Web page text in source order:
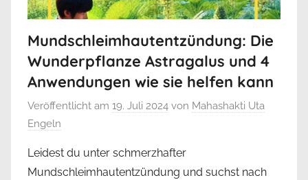
Mundschleimhautentzündung: Die
Wunderpflanze Astragalus und 4
Anwendungen wie sie helfen kann
Veröffentlicht am 19. Juli 2024 von Mahashakti Uta
Engeln
Leidest du unter schmerzhafter
Mundschleimhautentzündung und suchst nach